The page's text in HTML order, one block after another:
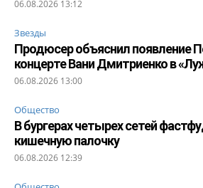
06.08.2026 13:12
Звезды
Продюсер объяснил появление
концерте Вани Дмитриенко в
06.08.2026 13:00
Общество
В бургерах четырех сетей
кишечную палочку
06.08.2026 12:39